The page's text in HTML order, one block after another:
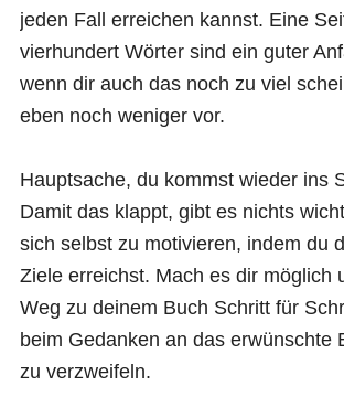
jeden Fall erreichen kannst. Eine
vierhundert Wörter sind ein guter
wenn dir auch das noch zu viel
eben noch weniger vor.
Hauptsache, du kommst wieder ins
Damit das klappt, gibt es nichts
sich selbst zu motivieren, indem du
Ziele erreichst. Mach es dir möglich
Weg zu deinem Buch Schritt für
beim Gedanken an das erwünschte
zu verzweifeln.